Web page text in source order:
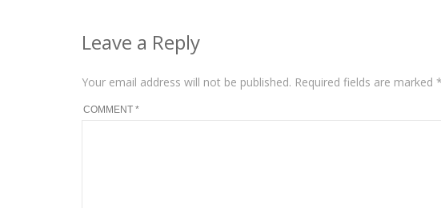
Leave a Reply
Your email address will not be published. Required fields are marked *
COMMENT *